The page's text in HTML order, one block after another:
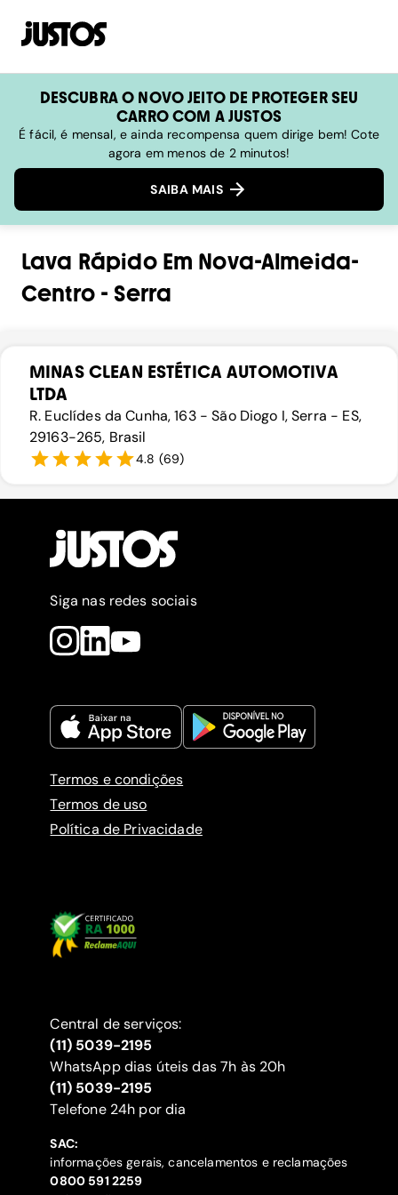
DESCUBRA O NOVO JEITO DE PROTEGER SEU
CARRO COM A JUSTOS
É fácil, é mensal, e ainda recompensa quem dirige bem! Cote
agora em menos de 2 minutos!
SAIBA MAIS
Lava RápidoEm Nova-Almeida-
Centro- Serra
MINAS CLEAN ESTÉTICA AUTOMOTIVA
LTDA
R. Euclídes da Cunha, 163 - São Diogo I, Serra - ES,
29163-265, Brasil
4.8 (69)
Siga nas redes sociais
Termos e condições
Termos de uso
Política de Privacidade
Central de serviços:
(11) 5039-2195
WhatsApp dias úteis das 7h às 20h
(11) 5039-2195
‍Telefone 24h por dia
SAC:
informações gerais, cancelamentos e reclamações
‍0800 591 2259